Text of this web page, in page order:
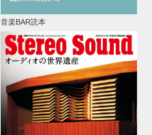
音楽BAR読本